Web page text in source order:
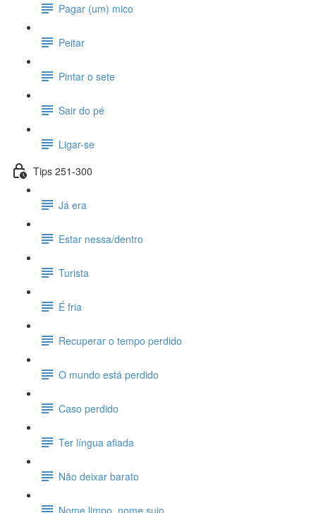
Pagar (um) mico
Peitar
Pintar o sete
Sair do pé
Ligar-se
Tips 251-300
Já era
Estar nessa/dentro
Turista
É fria
Recuperar o tempo perdido
O mundo está perdido
Caso perdido
Ter língua afiada
Não deixar barato
Nome limpo, nome sujo